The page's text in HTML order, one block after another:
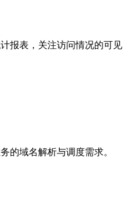
报表，关注访问情况的可见
的域名解析与调度需求。